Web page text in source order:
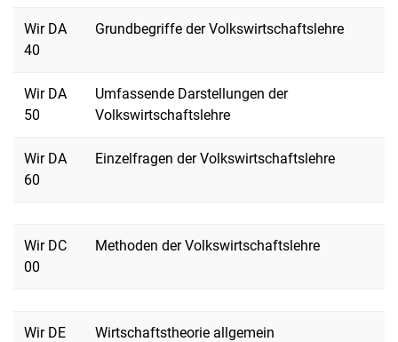
Wir DA
40
Grundbegriffe der Volkswirtschaftslehre
Wir DA
50
Umfassende Darstellungen der
Volkswirtschaftslehre
Wir DA
60
Einzelfragen der Volkswirtschaftslehre
Wir DC
00
Methoden der Volkswirtschaftslehre
Wir DE
Wirtschaftstheorie allgemein